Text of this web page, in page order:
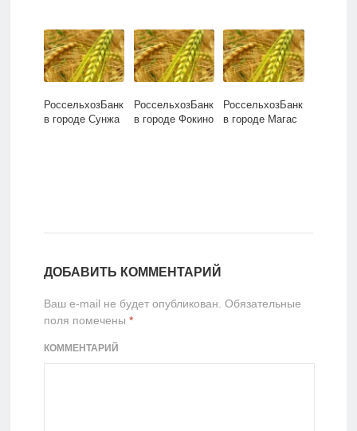
РоссельхозБанк
в городе Сунжа
РоссельхозБанк
в городе Фокино
РоссельхозБанк
в городе Магас
ДОБАВИТЬ КОММЕНТАРИЙ
Ваш e-mail не будет опубликован. Обязательные
поля помечены *
КОММЕНТАРИЙ